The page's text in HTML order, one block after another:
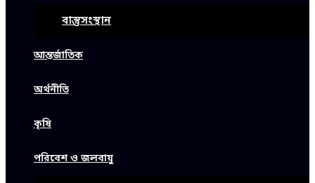
বাস্তুসংস্থান
আন্তর্জাতিক
অর্থনীতি
কৃষি
পরিবেশ ও জলবায়ু